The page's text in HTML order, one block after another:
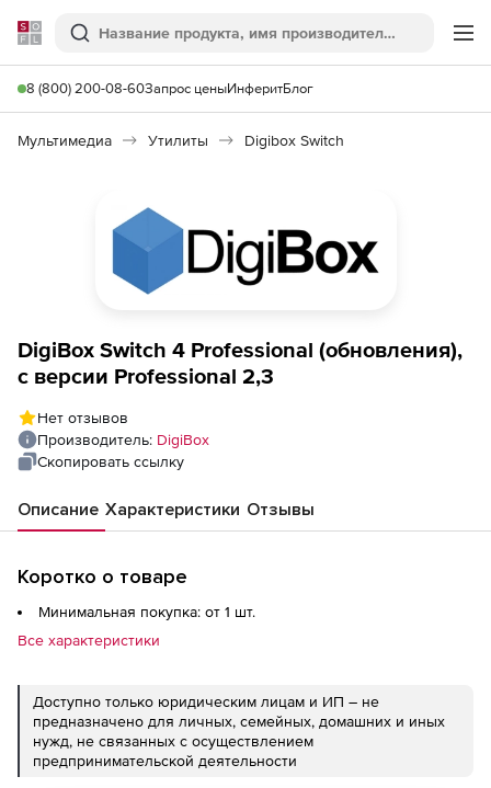
Softline
Поиск
8 (800) 200-08-60Запрос ценыИнферитБлог
Мультимедиа Утилиты Digibox Switch
DigiBox Switch 4 Professional (обновления),
с версии Professional 2,3
Нет отзывов
Производитель: DigiBox
Скопировать ссылку
Описание Характеристики Отзывы
Коротко о товаре
Минимальная покупка: от 1 шт.
Все характеристики
Доступно только юридическим лицам и ИП – не
предназначено для личных, семейных, домашних и иных
нужд, не связанных с осуществлением
предпринимательской деятельности